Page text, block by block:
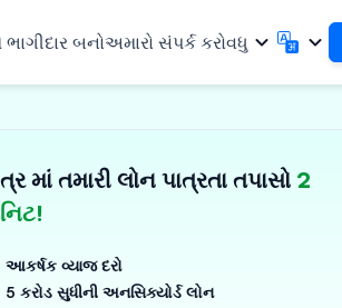
અને ઔદ્યોગિક
બનોઅમારો સંપર્ક કરોવધુ
हिन्दी
ଓଡ଼ିଆ
বাংলা
DSA તરીકે લોગિન
માં તમારી લોન પાત્રતા તપાસો 2
આકર્ષક વ્યાજ દરો
5 કરોડ સુધીની અનસિક્યોર્ડ લોન